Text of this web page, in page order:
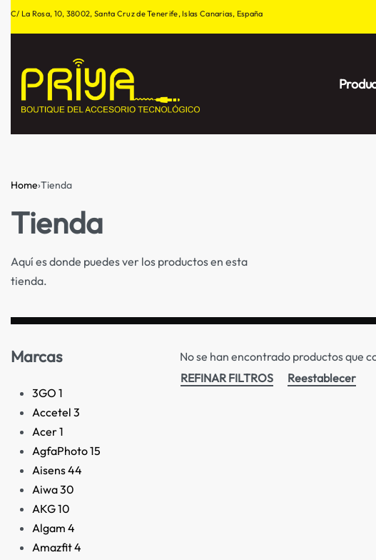
C/ La Rosa, 10, 38002, Santa Cruz de Tenerife, Islas Canarias, España
Home›Tienda
Tienda
Aquí es donde puedes ver los productos en esta
tienda.
Marcas
3GO 1
Accetel 3
Acer1
AgfaPhoto15
Aisens44
Aiwa30
AKG10
Algam 4
Amazfit4
No se han encontrado productos que
REFINAR FILTROS
Reestablecer